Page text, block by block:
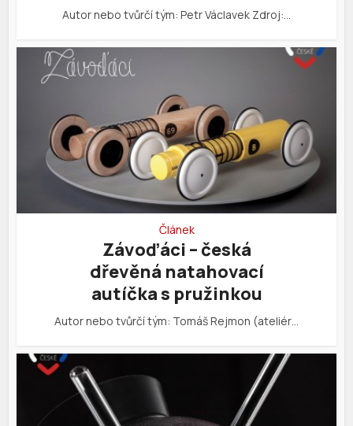
Autor nebo tvůrčí tým: Petr Václavek Zdroj:…
Článek
Závoďáci – česká
dřevěná natahovací
autíčka s pružinkou
Autor nebo tvůrčí tým: Tomáš Rejmon (ateliér…